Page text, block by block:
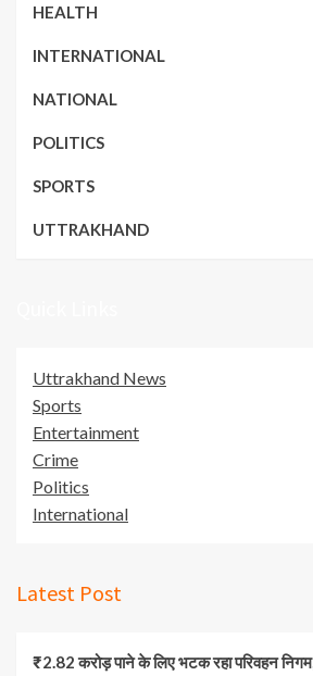
HEALTH
INTERNATIONAL
NATIONAL
POLITICS
SPORTS
UTTRAKHAND
Uttrakhand News
Sports
Entertainment
Crime
Politics
International
Latest Post
₹2.82 करोड़ पाने के लिए भटक रहा परिवहन